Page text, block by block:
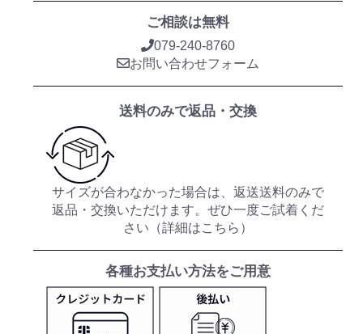
ご相談は無料
079-240-8760
お問い合わせフォーム
送料のみで返品・交換
サイズが合わなかった場合は、返送送料のみで
返品・交換いただけます。ぜひ一度ご試着くだ
さい（詳細はこちら ）
各種お支払い方法をご用意